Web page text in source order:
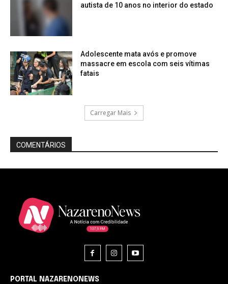
autista de 10 anos no interior do estado
Adolescente mata avós e promove
massacre em escola com seis vítimas
fatais
Carregar Mais
COMENTÁRIOS
PORTAL NAZARENONEWS